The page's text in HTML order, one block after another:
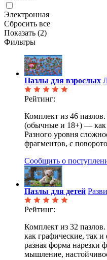
Электронная
Сбросить все
Показать (2)
Фильтры
Пазлы для взрослых
Рейтинг:
Комплект из 46
(обычные и 18+) — как
Разного уровня
фрагментов, с
Сообщить о
Пазлы для детей
Рейтинг:
Комплект из 32
как графические, так
разная форма нарезки
мышление,